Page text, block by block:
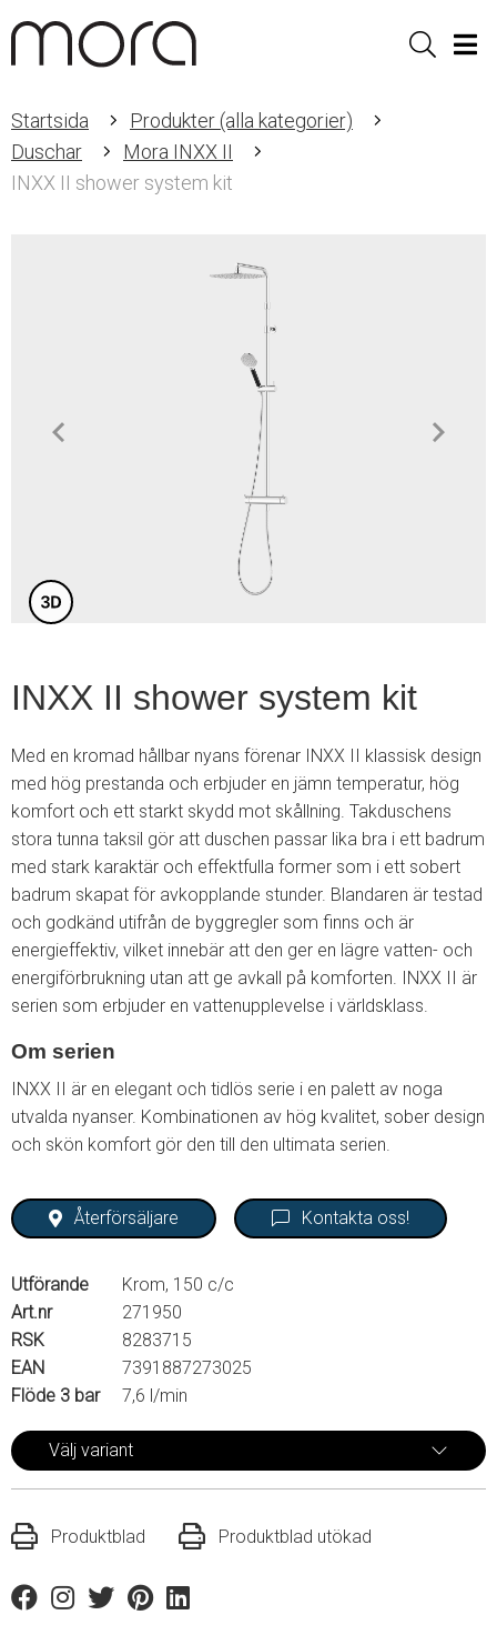
Sök
Startsida
Produkter (alla kategorier)
Duschar
Mora INXX II
INXX II shower system kit
INXX II shower system kit
Med en kromad hållbar nyans förenar INXX II klassisk design
med hög prestanda och erbjuder en jämn temperatur, hög
komfort och ett starkt skydd mot skållning. Takduschens
stora tunna taksil gör att duschen passar lika bra i ett badrum
med stark karaktär och effektfulla former som i ett sobert
badrum skapat för avkopplande stunder. Blandaren är testad
och godkänd utifrån de byggregler som finns och är
energieffektiv, vilket innebär att den ger en lägre vatten- och
energiförbrukning utan att ge avkall på komforten. INXX II är
serien som erbjuder en vattenupplevelse i världsklass.
Om serien
INXX II är en elegant och tidlös serie i en palett av noga
utvalda nyanser. Kombinationen av hög kvalitet, sober design
och skön komfort gör den till den ultimata serien.
Återförsäljare Kontakta oss!
Utförande
Krom, 150 c/c
Art.nr
271950
RSK
8283715
EAN
7391887273025
Flöde 3 bar
7,6 l/min
Välj variant
Produktblad Produktblad utökad
FacebookInstagram
TwitterPinterestLinkedin